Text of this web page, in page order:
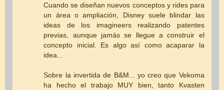
Cuando se diseñan nuevos conceptos y rides para
un área o ampliación, Disney suele blindar las
ideas de los imagineers realizando patentes
previas, aunque jamás se llegue a construir el
concepto inicial. Es algo así como acaparar la
idea...
Sobre la invertida de B&M... yo creo que Vekoma
ha hecho el trabajo MUY bien, tanto Kvasten